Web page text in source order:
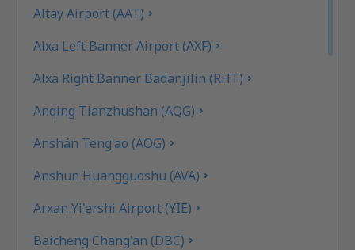
Altay Airport (AAT)
Alxa Left Banner Airport (AXF)
Alxa Right Banner Badanjilin (RHT)
Anqing Tianzhushan (AQG)
Anshán Teng'ao (AOG)
Anshun Huangguoshu (AVA)
Arxan Yi'ershi Airport (YIE)
Baicheng Chang'an (DBC)